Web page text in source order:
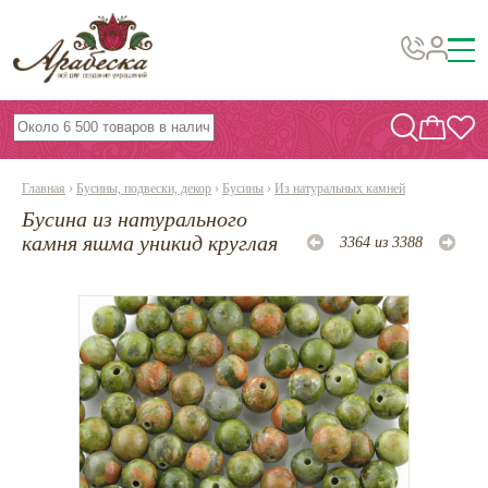
Бусины, подвески, декор
Бисер
Фурнитура
Инструменты и материалы
Эпоксидная смола
Шнуры, ленты, нитки
По темам и сезонам
Главная › Бусины, подвески, декор › Бусины › Из натуральных камней
Бусина из натурального
камня яшма уникид круглая
3364 из 3388